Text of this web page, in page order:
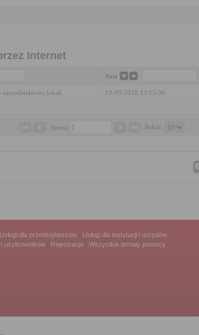
Internet
Data
samodzielności lokali 13-09-2018 13:15:36
Strona Pokaż
Usługi dla przedsiębiorców
Usługi dla instytucji i urzędów
użytkowników Rejestracja |Wszystkie tematy pomocy